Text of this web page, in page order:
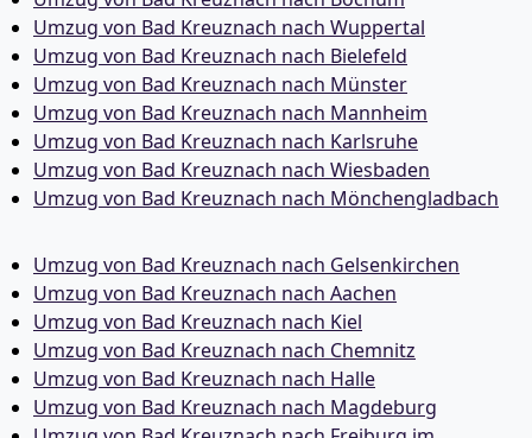
Umzug von Bad Kreuznach nach Wuppertal
Umzug von Bad Kreuznach nach Bielefeld
Umzug von Bad Kreuznach nach Münster
Umzug von Bad Kreuznach nach Mannheim
Umzug von Bad Kreuznach nach Karlsruhe
Umzug von Bad Kreuznach nach Wiesbaden
Umzug von Bad Kreuznach nach Mönchen­gladbach
Umzug von Bad Kreuznach nach Gelsenkirchen
Umzug von Bad Kreuznach nach Aachen
Umzug von Bad Kreuznach nach Kiel
Umzug von Bad Kreuznach nach Chemnitz
Umzug von Bad Kreuznach nach Halle
Umzug von Bad Kreuznach nach Magdeburg